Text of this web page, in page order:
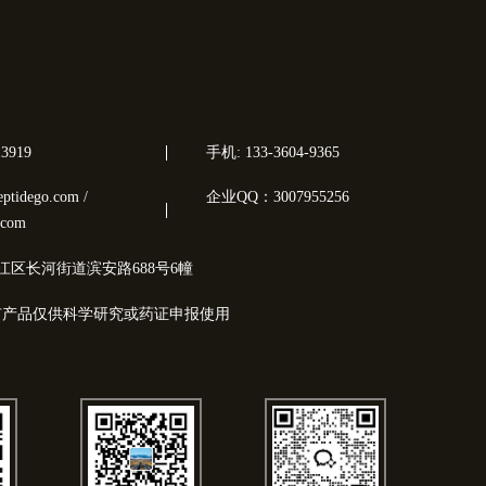
手机: 133-3604-9365
/
企业QQ：3007955256
区长河街道滨安路688号6幢
品仅供科学研究或药证申报使用